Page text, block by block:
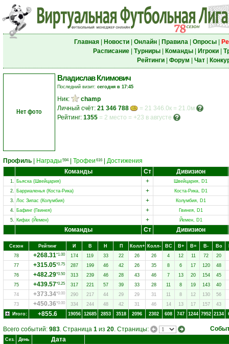
Главная| Новости| Онлайн| Правила| Опросы|
Расписание| Турниры| Команды| Игроки|
Рейтинги| Форум Чат|
Нет фото
Владислав Климович
Последний визит: сегодня в 17:45
Ник:
champ
Личный счёт: 21 346 788
= 21 346.0к = 21.0м
Рейтинг: 1355 = 2 место = +23 в августе
Профиль Награды 594| Трофеи 616
Достижения
Команды
Ст Дивизион
1. Бьяска (Швейцария) +
Швейцария, D1
2. Барриаленья (Коста-Рика) +
Коста-Рика, D1
3. Лос Зипас (Колумбия) +
Колумбия, D1
4. Бафинг (Гвинея) +
Гвинея, D1
5. Кифах (Йемен) + Йемен, D1
Команды Ст Дивизион
Сезон Рейтинг И В Н П Колл+ Колл- ВC В+ В= В- Вo
78
+268.31*1.00 174 119 33 22 26 26 4 12 11 72
20
77
+315.05*0.75 287 199 46 42 26 35 8 6 17 120
48
76
+482.29*0.50 313 239 46 28 43 46 7 13 20 154
45
75
+439.57*0.25 317 221 57 39 33 28 11 8 19 143
40
74
+373.34*0.00 290 217 44 29 29 31 11 8 12 130
56
73
+450.36*0.00 334 244 48 42 31 46 14 13 17 157
43
Итого:
+855.6 19056 12685 2853 3518 2096 2302 608 747 1244 7952 2134
Всего событий: 983. Страница 1 из 20. Страницы:
Сез. День Дата